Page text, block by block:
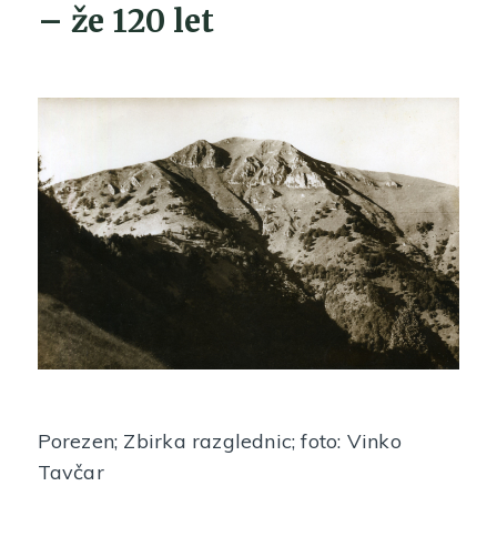
– že 120 let
Porezen; Zbirka razglednic; foto: Vinko
Tavčar